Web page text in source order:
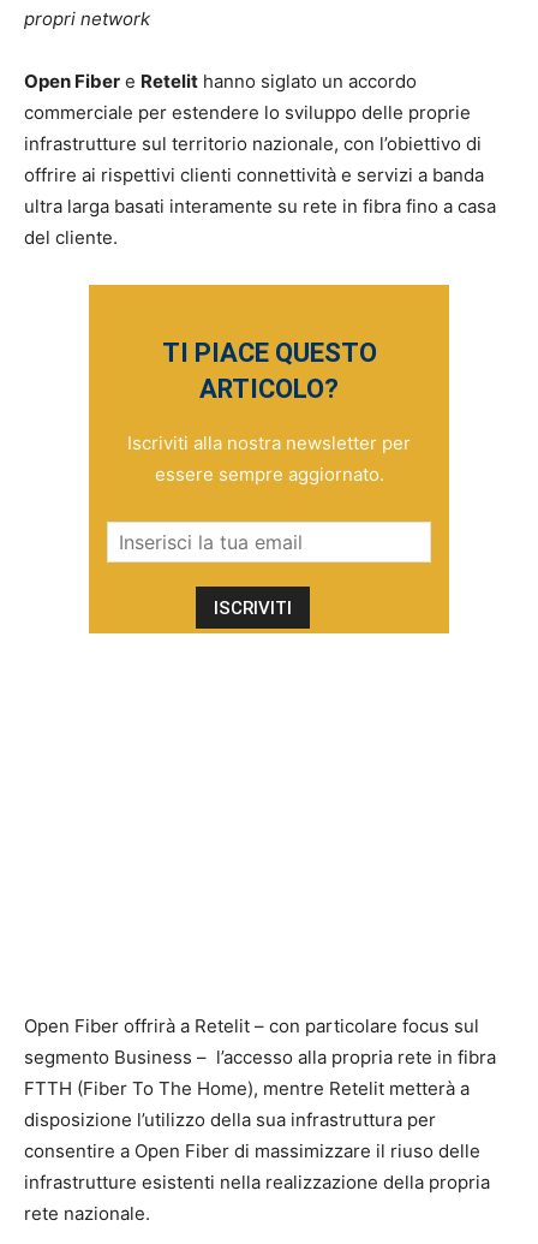
propri network
Open Fiber e Retelit hanno siglato un accordo
commerciale per estendere lo sviluppo delle proprie
infrastrutture sul territorio nazionale, con l’obiettivo di
offrire ai rispettivi clienti connettività e servizi a banda
ultra larga basati interamente su rete in fibra fino a casa
del cliente.
TI PIACE QUESTO
ARTICOLO?
Iscriviti alla nostra newsletter per
essere sempre aggiornato.
Open Fiber offrirà a Retelit – con particolare focus sul
segmento Business – l’accesso alla propria rete in fibra
FTTH (Fiber To The Home), mentre Retelit metterà a
disposizione l’utilizzo della sua infrastruttura per
consentire a Open Fiber di massimizzare il riuso delle
infrastrutture esistenti nella realizzazione della propria
rete nazionale.